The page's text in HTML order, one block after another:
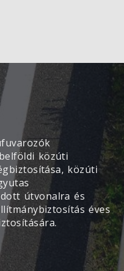
közúti
közúti
útvonalra és
éves